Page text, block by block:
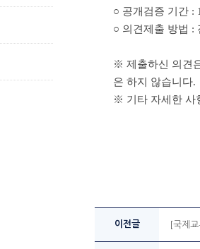
○ 공개검증 기간 :
○ 의견제출 방법 :
※ 제출하신 의견
은 하지 않습니다.
※ 기타 자세한 사
이전글 [국제